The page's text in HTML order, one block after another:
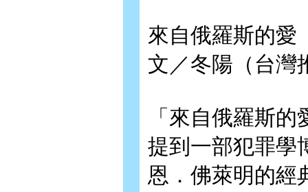
來自俄羅斯的
文／冬陽（台灣
「來自俄羅斯
提到一部犯罪學
恩．佛萊明的經